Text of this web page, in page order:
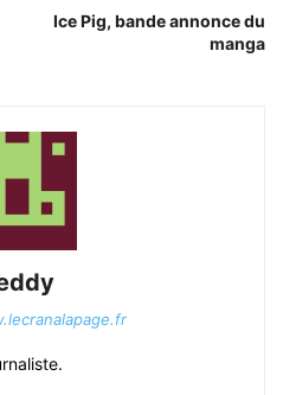
Ice Pig, bande annonce du
manga